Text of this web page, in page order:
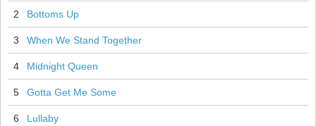
2 Bottoms Up
3 When We Stand Together
4 Midnight Queen
5 Gotta Get Me Some
6 Lullaby